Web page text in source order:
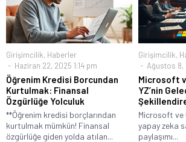
Girişimcilik, Haberler
Haziran 22, 2025 1:14 pm
Öğrenim Kredisi Borcundan
Kurtulmak: Finansal
Özgürlüğe Yolculuk
**Öğrenim kredisi borçlarından
kurtulmak mümkün! Finansal
özgürlüğe giden yolda atılan...
Girişimcilik,
Ağustos 8,
Microsoft
YZ’nin
Microsoft ve
yapay zeka
paylaşımı...